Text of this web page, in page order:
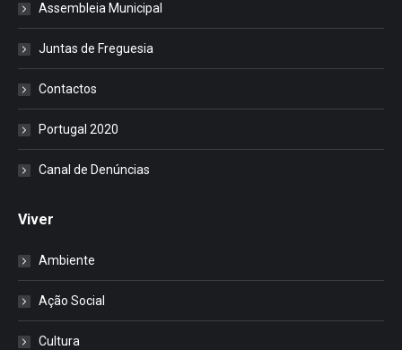
Assembleia Municipal
Juntas de Freguesia
Contactos
Portugal 2020
Canal de Denúncias
Viver
Ambiente
Ação Social
Cultura